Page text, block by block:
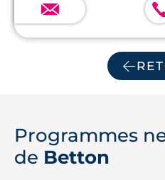
Programmes
de Betton